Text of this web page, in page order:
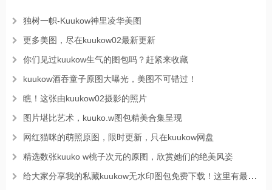
独树一帜-Kuukow神里凌华美图
更多美图，尽在kuukow02最新更新
你们见过kuukow生气的图包吗？赶紧来收藏
kuukow酒吞童子原图大曝光，美图不可错过！
瞧！这张由kuukow02摄影的照片
图片堪比艺术，kuuko.w图包精美合集呈现
网红猫咪的萌照原图，限时更新，只在kuukow网盘
精选数张kuuko w桃子次元的原图，欣赏她们的绝美风姿
给大家分享我的私藏kuukow无水印图包免费下载！这里有最完整的原图呢